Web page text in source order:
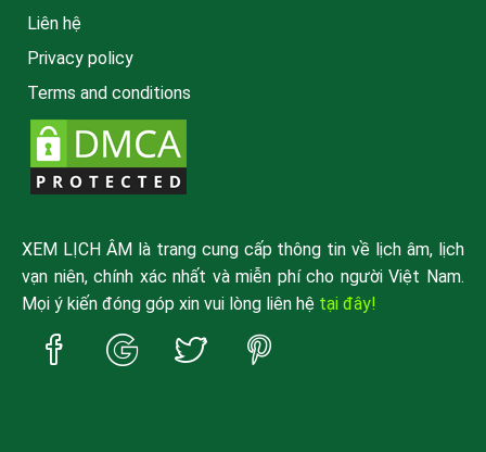
Liên hệ
Privacy policy
Terms and conditions
XEM LỊCH ÂM là trang cung cấp thông tin về lịch âm, lịch
vạn niên, chính xác nhất và miễn phí cho người Việt Nam.
Mọi ý kiến đóng góp xin vui lòng liên hệ tại đây!
Trang
Facebook
Trang
Google
Trang
Twitter
Trang
Pinterest